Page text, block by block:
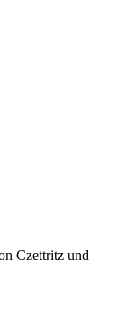
Czettritz und